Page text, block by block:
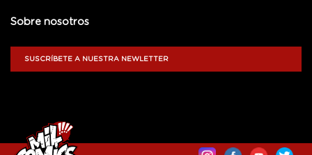
Sobre nosotros
SUSCRÍBETE A NUESTRA NEWLETTER